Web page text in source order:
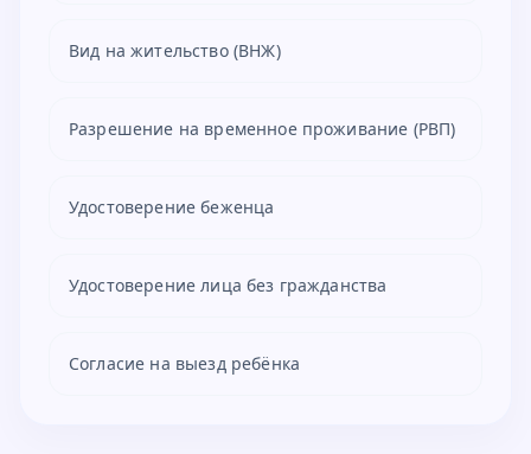
Вид на жительство (ВНЖ)
Разрешение на временное проживание (РВП)
Удостоверение беженца
Удостоверение лица без гражданства
Согласие на выезд ребёнка